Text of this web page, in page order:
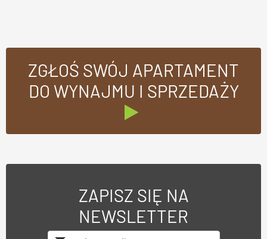
ZGŁOŚ SWÓJ APARTAMENT
DO WYNAJMU I SPRZEDAŻY
ZAPISZ SIĘ NA
NEWSLETTER